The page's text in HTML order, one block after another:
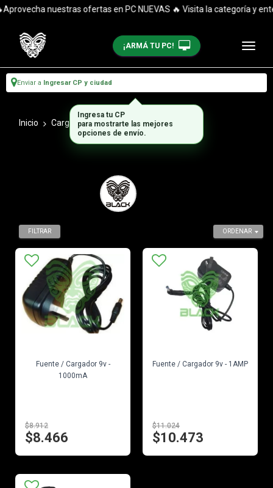
nuestras ofertas en PC NUEVAS 🔥 Visita la categoría y
¡ARMÁ TU PC!
Enviar a Ingresar CP y ciudad
Inicio Cargadores Notebooks 9v
ORDENAR
FILTRAR
Fuente / Cargador 9v -
1000mA
$8.912
$8.466
Fuente / Cargador 9v - 1AMP
$11.024
$10.473
Ingresa tu CP
para mostrarte las mejores
opciones de envío.